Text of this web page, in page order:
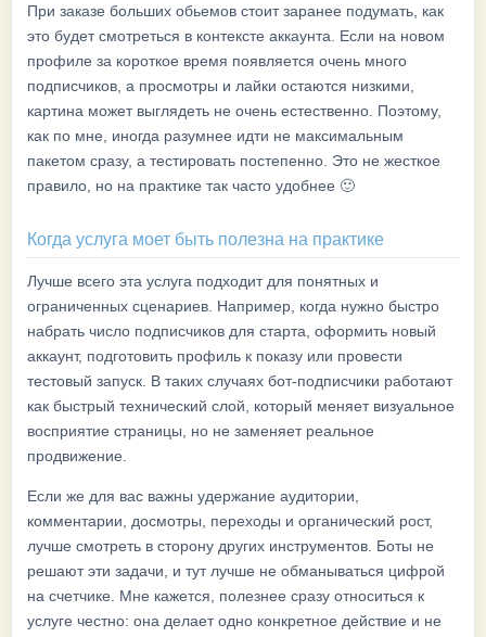
При заказе больших обьемов стоит заранее подумать, как
это будет смотреться в контексте аккаунта. Если на новом
профиле за короткое время появляется очень много
подписчиков, а просмотры и лайки остаются низкими,
картина может выглядеть не очень естественно. Поэтому,
как по мне, иногда разумнее идти не максимальным
пакетом сразу, а тестировать постепенно. Это не жесткое
правило, но на практике так часто удобнее 🙂
Когда услуга моет быть полезна на практике
Лучше всего эта услуга подходит для понятных и
ограниченных сценариев. Например, когда нужно быстро
набрать число подписчиков для старта, оформить новый
аккаунт, подготовить профиль к показу или провести
тестовый запуск. В таких случаях бот-подписчики работают
как быстрый технический слой, который меняет визуальное
восприятие страницы, но не заменяет реальное
продвижение.
Если же для вас важны удержание аудитории,
комментарии, досмотры, переходы и органический рост,
лучше смотреть в сторону других инструментов. Боты не
решают эти задачи, и тут лучше не обманываться цифрой
на счетчике. Мне кажется, полезнее сразу относиться к
услуге честно: она делает одно конкретное действие и не